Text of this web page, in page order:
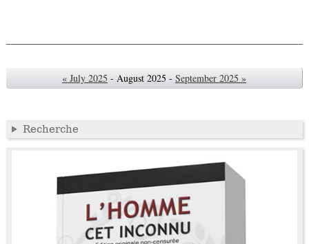
« July 2025 - August 2025 - September 2025 »
Recherche